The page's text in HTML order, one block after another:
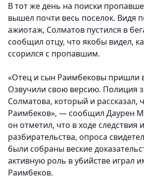
В тот же день на поиски
вышел почти весь поселок. Видя
ажиотаж, Солматов пустился в
сообщил отцу, что якобы видел,
ссорился с пропавшим.
«Отец и сын Раимбековы пришли
Озвучили свою версию. Полиция
Солматова, который и рассказал,
Раимбеков», — сообщил Даурен
он отметил, что в ходе следствия
разбирательства, опроса
были собраны веские
активную роль в убийстве играл
Раимбеков.